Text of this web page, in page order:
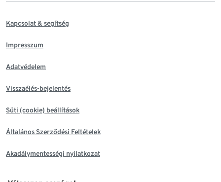
Kapcsolat & segítség
Impresszum
Adatvédelem
Visszaélés-bejelentés
Süti (cookie) beállítások
Általános Szerződési Feltételek
Akadálymentességi nyilatkozat